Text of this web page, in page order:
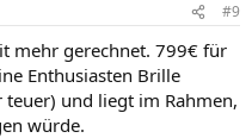
#9
mehr gerechnet. 799€ für
Enthusiasten Brille
teuer) und liegt im Rahmen,
würde.